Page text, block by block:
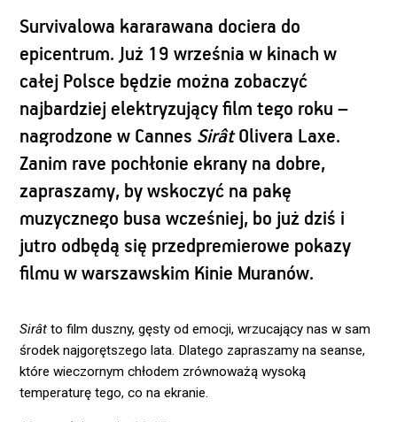
Survivalowa kararawana dociera do
epicentrum. Już 19 września w kinach w
całej Polsce będzie można zobaczyć
najbardziej elektryzujący film tego roku –
nagrodzone w Cannes SirâtOlivera Laxe.
Zanim rave pochłonie ekrany na dobre,
zapraszamy, by wskoczyć na pakę
muzycznego busa wcześniej, bo już dziś i
jutro odbędą się przedpremierowe pokazy
filmu w warszawskim Kinie Muranów.
Sirâtto film duszny, gęsty od emocji, wrzucający nas w sam
środek najgorętszego lata. Dlatego zapraszamy na seanse,
które wieczornym chłodem zrównoważą wysoką
temperaturę tego, co na ekranie.